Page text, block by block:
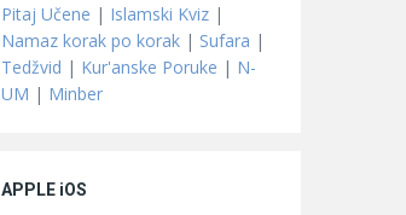
Pitaj Učene | Islamski Kviz |
Namaz korak po korak | Sufara |
Tedžvid | Kur'anske Poruke | N-
UM | Minber
APPLE iOS